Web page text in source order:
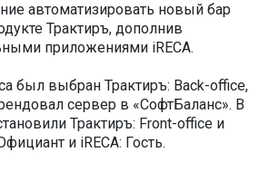
автоматизировать новый бар
Трактиръ, дополнив
приложениями iRECA.
был выбран Трактиръ: Back-office,
сервер в «СофтБаланс». В
Трактиръ: Front-office и
и iRECA: Гость.